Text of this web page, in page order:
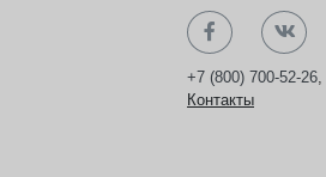
+7 (800) 700-52-26,
Контакты